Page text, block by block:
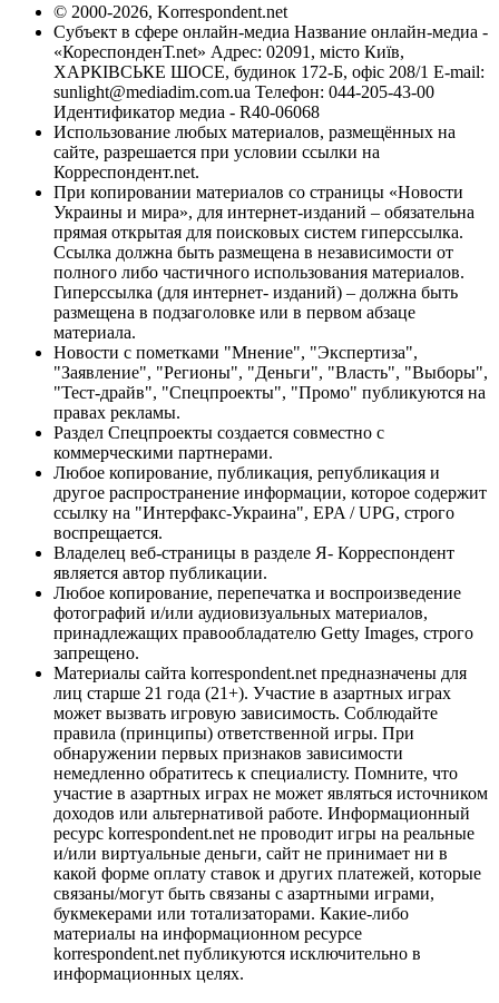
© 2000-2026, Korrespondent.net
Субъект в сфере онлайн-медиа Название онлайн-медиа -
«КореспонденТ.net» Адрес: 02091, місто Київ,
ХАРКІВСЬКЕ ШОСЕ, будинок 172-Б, офіс 208/1 E-mail:
sunlight@mediadim.com.ua Телефон: 044-205-43-00
Идентификатор медиа - R40-06068
Использование любых материалов, размещённых на
сайте, разрешается при условии ссылки на
Корреспондент.net.
При копировании материалов со страницы «Новости
Украины и мира», для интернет-изданий – обязательна
прямая открытая для поисковых систем гиперссылка.
Ссылка должна быть размещена в независимости от
полного либо частичного использования материалов.
Гиперссылка (для интернет- изданий) – должна быть
размещена в подзаголовке или в первом абзаце
материала.
Новости с пометками "Мнение", "Экспертиза",
"Заявление", "Регионы", "Деньги", "Власть", "Выборы",
"Тест-драйв", "Спецпроекты", "Промо" публикуются на
правах рекламы.
Раздел Спецпроекты создается совместно с
коммерческими партнерами.
Любое копирование, публикация, републикация и
другое распространение информации, которое содержит
ссылку на "Интерфакс-Украина", EPA / UPG, строго
воспрещается.
Владелец веб-страницы в разделе Я- Корреспондент
является автор публикации.
Любое копирование, перепечатка и воспроизведение
фотографий и/или аудиовизуальных материалов,
принадлежащих правообладателю Getty Images, строго
запрещено.
Материалы сайта korrespondent.net предназначены для
лиц старше 21 года (21+). Участие в азартных играх
может вызвать игровую зависимость. Соблюдайте
правила (принципы) ответственной игры. При
обнаружении первых признаков зависимости
немедленно обратитесь к специалисту. Помните, что
участие в азартных играх не может являться источником
доходов или альтернативой работе. Информационный
ресурс korrespondent.net не проводит игры на реальные
и/или виртуальные деньги, сайт не принимает ни в
какой форме оплату ставок и других платежей, которые
связаны/могут быть связаны с азартными играми,
букмекерами или тотализаторами. Какие-либо
материалы на информационном ресурсе
korrespondent.net публикуются исключительно в
информационных целях.